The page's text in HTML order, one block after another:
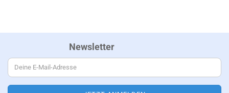
Newsletter